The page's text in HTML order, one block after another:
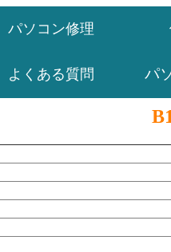
パソコン修理
よくある質問 パ